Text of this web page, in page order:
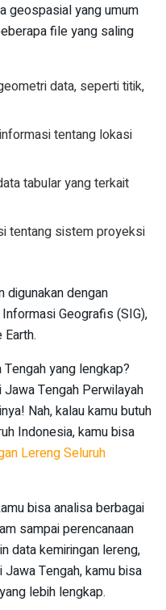
geospasial yang umum
file yang saling
data, seperti titik,
tentang lokasi
tabular yang terkait
tentang sistem proyeksi
digunakan dengan
Geografis (SIG),
yang lengkap?
Tengah Perwilayah
Nah, kalau kamu butuh
Indonesia, kamu bisa
Lereng Seluruh
bisa analisa berbagai
sampai perencanaan
data kemiringan lereng,
Tengah, kamu bisa
lebih lengkap.